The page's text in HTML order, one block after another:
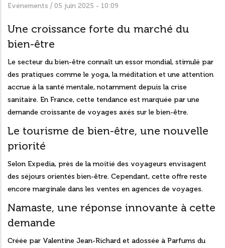
Evénements / 05 juin 2025 - 10:09
Une croissance forte du marché du
bien-être
Le secteur du bien-être connaît un essor mondial, stimulé par
des pratiques comme le yoga, la méditation et une attention
accrue à la santé mentale, notamment depuis la crise
sanitaire. En France, cette tendance est marquée par une
demande croissante de voyages axés sur le bien-être.
Le tourisme de bien-être, une nouvelle
priorité
Selon Expedia, près de la moitié des voyageurs envisagent
des séjours orientés bien-être. Cependant, cette offre reste
encore marginale dans les ventes en agences de voyages.
Namaste, une réponse innovante à cette
demande
Créée par Valentine Jean-Richard et adossée à Parfums du